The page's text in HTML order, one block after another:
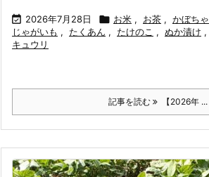
 2026年7月28日  お米 , お茶 , かぼちゃ
じゃがいも , たくあん , たけのこ , ぬか漬け ,
キュウリ
記事を読む 【2026年 ...